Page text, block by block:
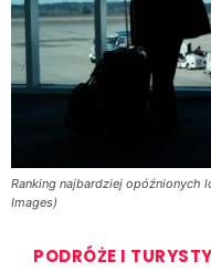
Ranking najbardziej opóźnionych
Images)
PODRÓŻE I